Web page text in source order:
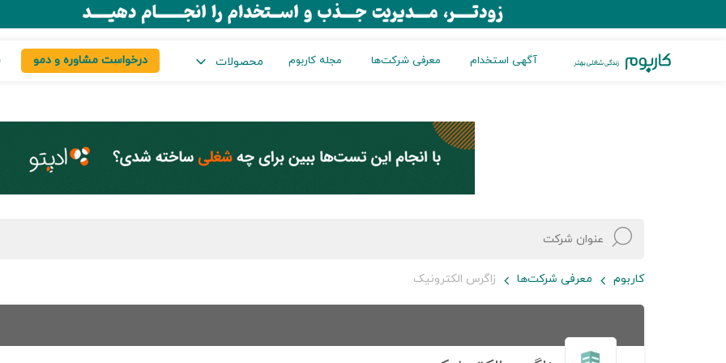
آگهی استخدام معرفی شرکت‌ها مجله کاربوم محصولات درخواست مشاوره و دمو
کاربوم معرفی شرکت‌ها زاگرس الکترونیک